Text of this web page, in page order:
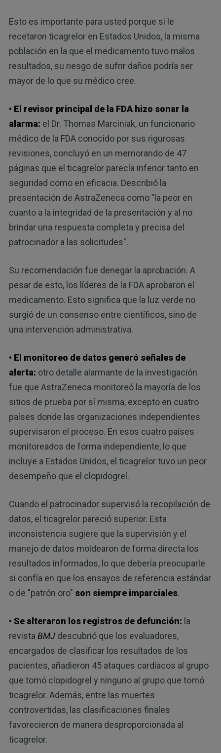
Esto es importante para usted porque si le
recetaron ticagrelor en Estados Unidos, la misma
población en la que el medicamento tuvo malos
resultados, su riesgo de sufrir daños podría ser
mayor de lo que su médico cree.
• El revisor principal de la FDA hizo sonar la
alarma: el Dr. Thomas Marciniak, un funcionario
médico de la FDA conocido por sus rigurosas
revisiones, concluyó en un memorando de 47
páginas que el ticagrelor parecía inferior tanto en
seguridad como en eficacia. Describió la
presentación de AstraZeneca como "la peor en
cuanto a la integridad de la presentación y al no
brindar una respuesta completa y precisa del
patrocinador a las solicitudes".
Su recomendación fue denegar la aprobación. A
pesar de esto, los líderes de la FDA aprobaron el
medicamento. Esto significa que la luz verde no
surgió de un consenso entre científicos, sino de
una intervención administrativa.
• El monitoreo de datos generó señales de
alerta: otro detalle alarmante de la investigación
fue que AstraZeneca monitoreó la mayoría de los
sitios de prueba por sí misma, excepto en cuatro
países donde las organizaciones independientes
supervisaron el proceso. En esos cuatro países
monitoreados de forma independiente, lo que
incluye a Estados Unidos, el ticagrelor tuvo un peor
desempeño que el clopidogrel.
Cuando el patrocinador supervisó la recopilación de
datos, el ticagrelor pareció superior. Esta
inconsistencia sugiere que la supervisión y el
manejo de datos moldearon de forma directa los
resultados informados, lo que debería preocuparle
si confía en que los ensayos de referencia estándar
o de "patrón oro" son siempre imparciales.
• Se alteraron los registros de defunción: la
revista BMJdescubrió que los evaluadores,
encargados de clasificar los resultados de los
pacientes, añadieron 45 ataques cardíacos al grupo
que tomó clopidogrel y ninguno al grupo que tomó
ticagrelor. Además, entre las muertes
controvertidas, las clasificaciones finales
favorecieron de manera desproporcionada al
ticagrelor.